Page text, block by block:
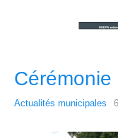
Cérémonie
Actualités municipales